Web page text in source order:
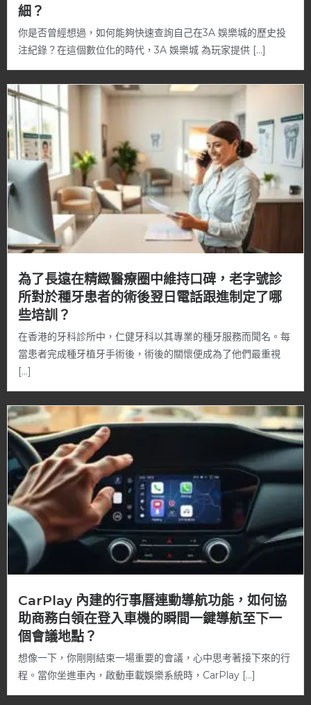
細？
你是否曾經想過，如何能夠快速查詢自己在3A 娛樂城的歷史投
注紀錄？在這個數位化的時代，3A 娛樂城 為玩家提供 […]
為了長遠在精緻醫療圈中維持口碑，老字號診
所對於種牙患者的術後翌日電話跟進制定了哪
些培訓？
在香港的牙科診所中，仁健牙科以其專業的種牙服務而聞名。每
當患者完成種牙植牙手術後，術後的關懷便成為了他們最重視
[…]
CarPlay 內建的行事曆連動導航功能，如何協
助商務白領在登入車機的瞬間一鍵導航至下一
個會議地點？
想像一下，你剛剛結束一場重要的會議，心中思考著接下來的行
程。當你坐進車內，啟動車載娛樂系統時，CarPlay […]